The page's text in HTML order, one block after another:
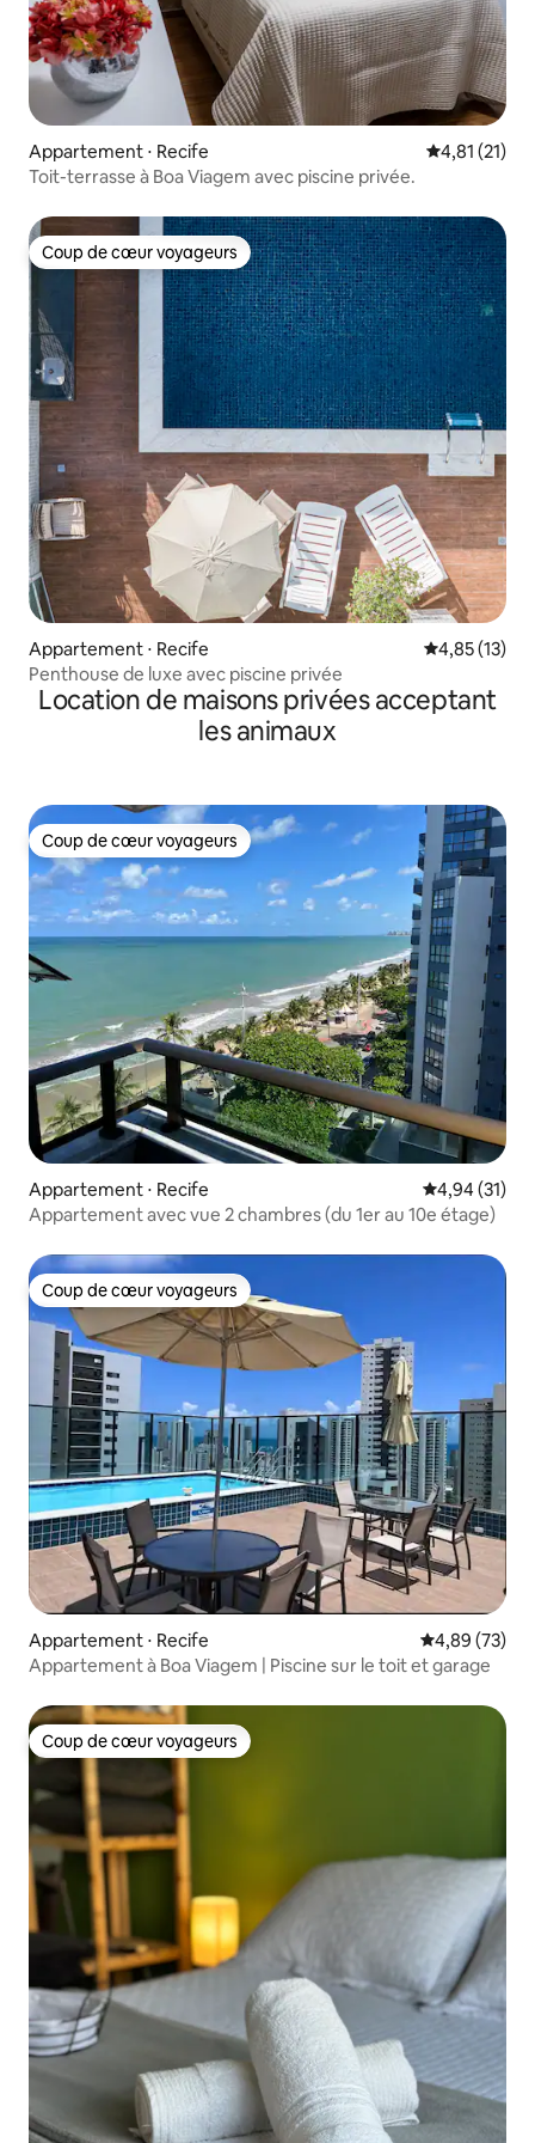
Appartement ⋅ Recife Évaluation
4,81 (21)
Toit-terrasse à Boa Viagem avec piscine privée.
Coup de cœur voyageurs
Coup de cœur voyageurs
Appartement ⋅ Recife Évaluation
4,85 (13)
Penthouse de luxe avec piscine privée
Location de maisons privées acceptant
les animaux
Coup de cœur voyageurs
Coup de cœur voyageurs
Appartement ⋅ Recife Évaluation
4,94 (31)
Appartement avec vue 2 chambres (du 1er au 10e étage)
Coup de cœur voyageurs
Coup de cœur voyageurs
Appartement ⋅ Recife Évaluation
4,89 (73)
Appartement à Boa Viagem | Piscine sur le toit et garage
Coup de cœur voyageurs
Coup de cœur voyageurs